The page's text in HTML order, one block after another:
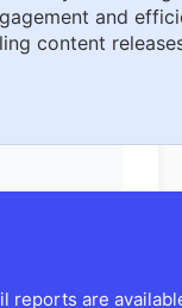
and
content
reports are